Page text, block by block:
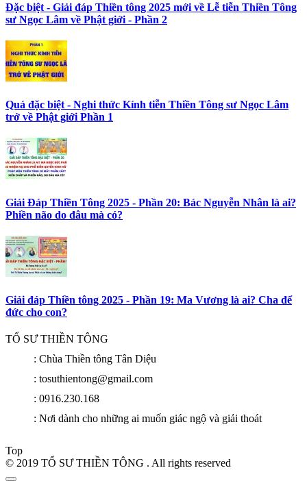
Đặc biệt - Giải đáp Thiền tông 2025 mới về Lễ tiễn Thiền Tông
sư Ngọc Lâm về Phật giới - Phần 2
Quá đặc biệt - Nghi thức Kính tiễn Thiền Tông sư Ngọc Lâm
trở về Phật giới Phần 1
Giải Đáp Thiền Tông 2025 - Phần 20: Bác Nguyễn Nhân là ai?
Phiền não do đâu mà có?
Giải đáp Thiền tông 2025 - Phần 19: Ma Vương là ai? Cha để
đức cho con?
TỔ SƯ THIỀN TÔNG
: Chùa Thiền tông Tân Diệu
: tosuthientong@gmail.com
: 0916.230.168
: Nơi dành cho những ai muốn giác ngộ và giải thoát
Top
© 2019 TỔ SƯ THIỀN TÔNG . All rights reserved